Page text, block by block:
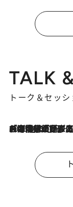
TALK
トーク＆セッシ
2026.8.3
「今後値上げがあるとすれば…」「リスクがあるのは今年の冬」エネルギー専門家が語る、ホルムズ海峡封鎖が家庭にもたらす“ある心配”